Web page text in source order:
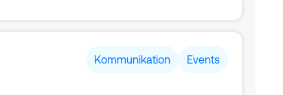
Kommunikation Events